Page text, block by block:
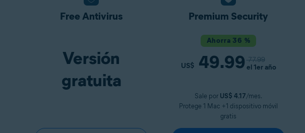
Free Antivirus Premium Security
Versión
gratuita
Ahorra 36 %
US$ 49.99 77.99
el 1er año
Sale por US$ 4.17/mes.
Protege 1 Mac +1 dispositivo móvil
gratis